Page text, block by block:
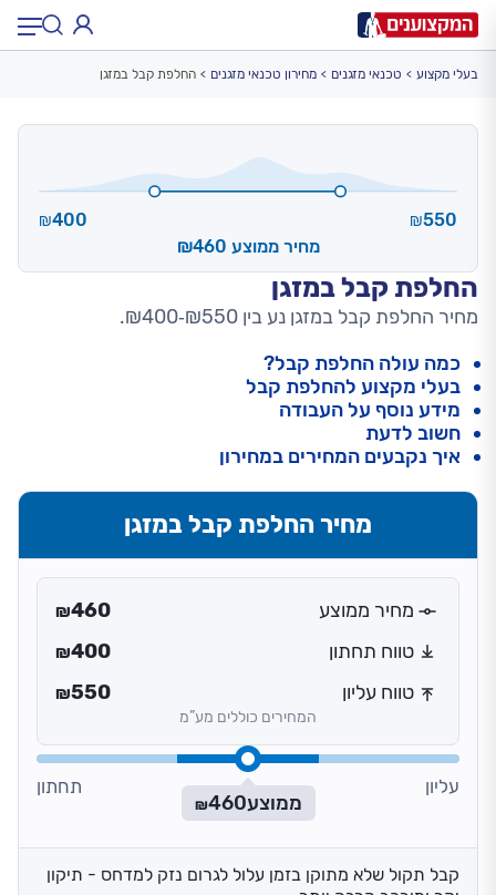
החלפת קבל במזגן
מחיר החלפת קבל במזגן נע בין ₪550‑₪400.
₪550
₪400
מחיר ממוצע ₪460
בעלי מקצוע טכנאי מזגנים מחירון טכנאי מזגנים החלפת קבל במזגן
כמה עולה החלפת קבל?
בעלי מקצוע להחלפת קבל
מידע נוסף על העבודה
חשוב לדעת
איך נקבעים המחירים במחירון
מחיר החלפת קבל במזגן
מחיר ממוצע ₪460
טווח תחתון
₪400
טווח עליון
₪550
המחירים כוללים מע”מ
עליון
ממוצע ₪460
תחתון
קבל תקול שלא מתוקן בזמן עלול לגרום נזק למדחס - תיקון